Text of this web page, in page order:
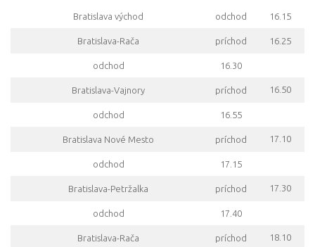
Bratislava východ odchod 16.15
Bratislava-Rača príchod 16.25
odchod 16.30
Bratislava-Vajnory príchod 16.50
odchod 16.55
Bratislava Nové Mesto príchod 17.10
odchod 17.15
Bratislava-Petržalka príchod 17.30
odchod 17.40
Bratislava-Rača príchod 18.10